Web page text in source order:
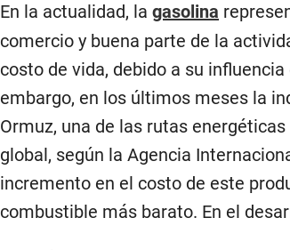
En la actualidad, lagasolina
comercio y buena parte de la
costo de vida, debido a su
embargo, en los últimos meses la
Ormuz, una de las rutas
global, según la Agencia
incremento en el costo de este
combustible más barato. En el